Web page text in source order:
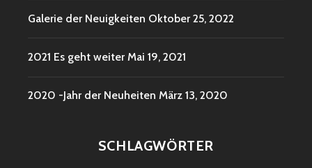
Galerie der Neuigkeiten Oktober 25, 2022
2021 Es geht weiter Mai 19, 2021
2020 -Jahr der Neuheiten März 13, 2020
SCHLAGWÖRTER